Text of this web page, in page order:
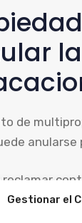
Gestionar el
de
anularse